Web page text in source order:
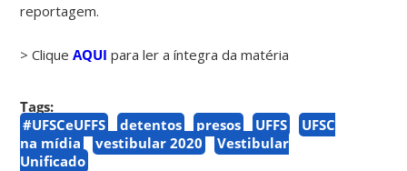
reportagem.
> CliqueAQUI para ler a íntegra da matéria
Tags:
#UFSCeUFFS
detentos presos UFFS
UFSC
na mídia
vestibular 2020
Vestibular
Unificado